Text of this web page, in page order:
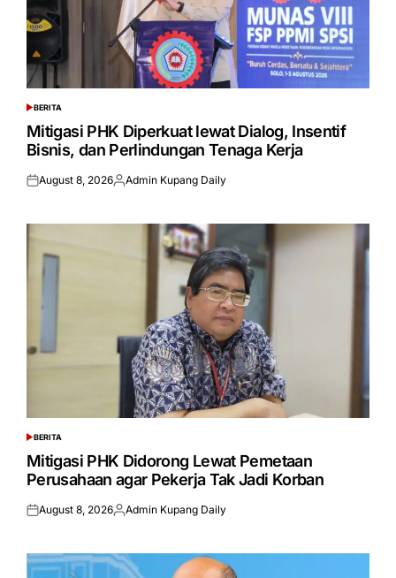
POSTED
IN
BERITA
Mitigasi PHK Diperkuat lewat Dialog, Insentif
Bisnis, dan Perlindungan Tenaga Kerja
Posted
August 8, 2026Posted
Admin Kupang Daily
POSTED
IN
BERITA
Mitigasi PHK Didorong Lewat Pemetaan
Perusahaan agar Pekerja Tak Jadi Korban
Posted
August 8, 2026Posted
Admin Kupang Daily